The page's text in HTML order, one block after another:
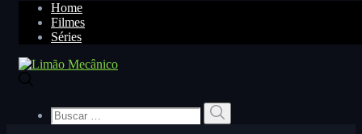
Home
Filmes
Séries
Buscar
por: